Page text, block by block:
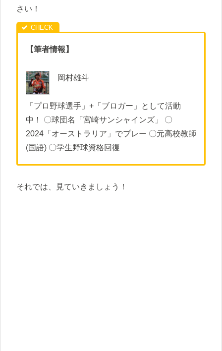
さい！
【筆者情報】
岡村雄斗
「プロ野球選手」+「ブロガー」として活動
中！ 〇球団名「宮崎サンシャインズ」 〇
2024「オーストラリア」でプレー 〇元高校教師
(国語) 〇学生野球資格回復
それでは、見ていきましょう！